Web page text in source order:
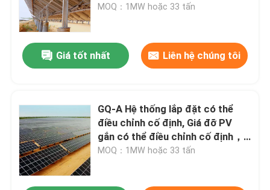
Tuổi thọ của hệ thống: >25 năm
MOQ：1MW hoặc 33 tấn
Giá tốt nhất Liên hệ chúng tôi
GQ-A Hệ thống lắp đặt có thể
điều chỉnh cố định, Giá đỡ PV
gắn có thể điều chỉnh cố định，
Tuổi thọ của hệ thống: >25 năm
MOQ：1MW hoặc 33 tấn